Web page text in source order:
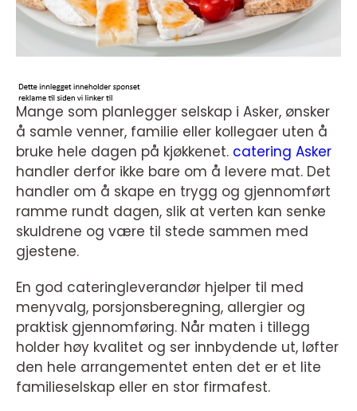
Mange som planlegger selskap i Asker, ønsker
å samle venner, familie eller kollegaer uten å
bruke hele dagen på kjøkkenet. catering Asker
handler derfor ikke bare om å levere mat. Det
handler om å skape en trygg og gjennomført
ramme rundt dagen, slik at verten kan senke
skuldrene og være til stede sammen med
gjestene.
En god cateringleverandør hjelper til med
menyvalg, porsjonsberegning, allergier og
praktisk gjennomføring. Når maten i tillegg
holder høy kvalitet og ser innbydende ut, løfter
den hele arrangementet enten det er et lite
familieselskap eller en stor firmafest.